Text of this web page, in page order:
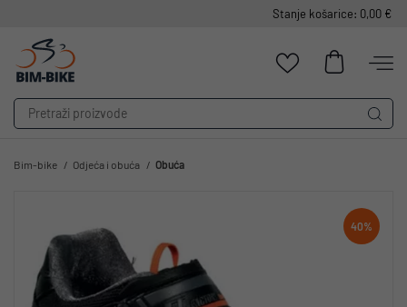
Stanje košarice: 0,00 €
Bim-bike Odjeća i obuća Obuća
40%